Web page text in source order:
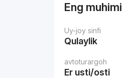
Eng muhimi
Uy-joy sinfi
Qulaylik
avtoturargoh
Er usti/osti